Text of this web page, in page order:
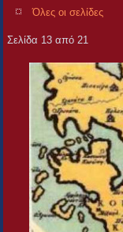
Όλες οι σελίδες
Σελίδα 13 από 21